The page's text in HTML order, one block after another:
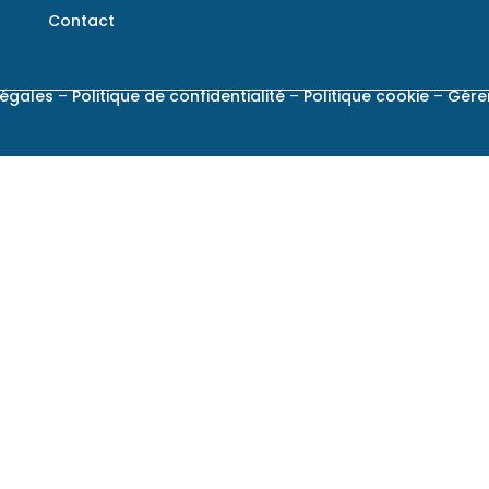
Contact
–Politique de confidentialité–Politique cookie–